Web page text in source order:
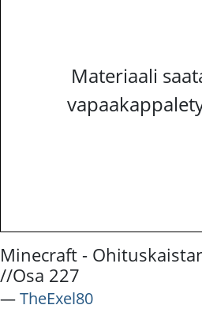
Materiaali
Minecraft -
//Osa 227
―TheExel80